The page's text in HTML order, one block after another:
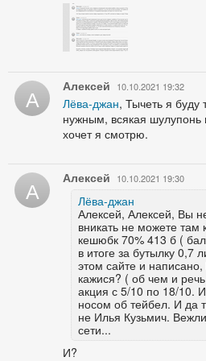
А Алексей 10.10.2021 19:32
Лёва-джан, Тычеть я буду
нужным, всякая шулупонь
хочет я смотрю.
А Алексей 10.10.2021 19:30
Лёва-джан
Алексей, Алексей, Вы
вникать не можете
кешюбк 70% 413 б (
в итоге за бутылку 0,7
этом сайте и
кажися? ( об чем и
акция с 5/10 по 18/10.
носом об тейбел. И да
не Илья Кузьмич.
сети...
И?